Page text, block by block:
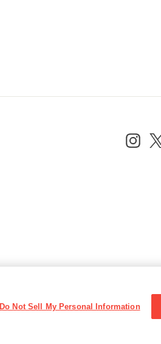
Do Not Sell My Personal Information